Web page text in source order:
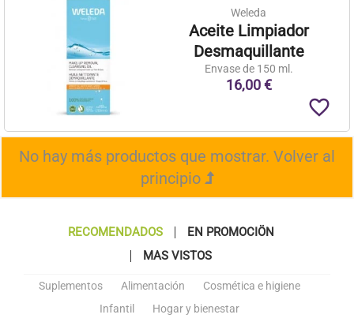
Weleda
Aceite Limpiador
Desmaquillante
Envase de 150 ml.
16,00 €
favorite_border
No hay más productos que mostrar. Volver al
principio
RECOMENDADOS
EN PROMOCIÖN
MAS VISTOS
Suplementos Alimentación
Cosmética e higiene
Infantil
Hogar y bienestar